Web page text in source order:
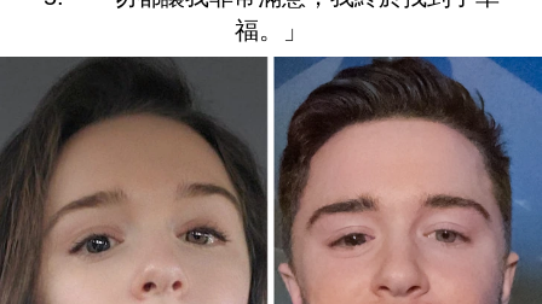
福。」